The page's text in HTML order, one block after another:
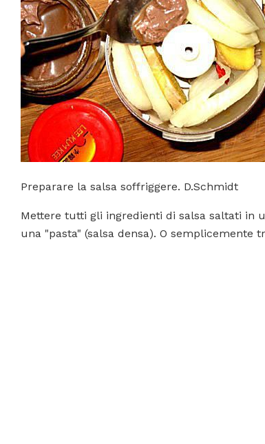
Preparare la salsa soffriggere. D.Schmidt
Mettere tutti gli ingredienti di salsa saltati in
una "pasta" (salsa densa). O semplicemente